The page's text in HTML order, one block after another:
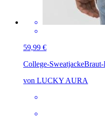
59,99 €
College-SweatjackeBraut-
von LUCKY AURA